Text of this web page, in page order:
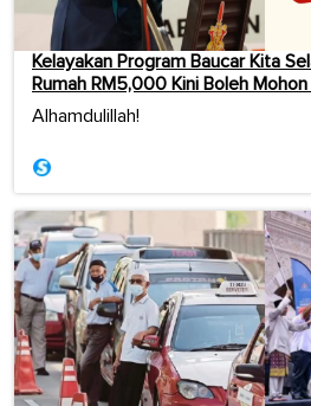
Kelayakan Program Baucar Kita
Rumah RM5,000 Kini Boleh
Alhamdulillah!